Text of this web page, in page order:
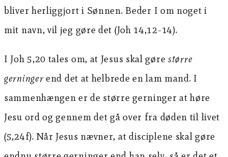
bliver herliggjort i Sønnen. Beder I om noget i
mit navn, vil jeg gøre det (Joh 14,12-14).
I Joh 5,20 tales om, at Jesus skal gøre større
gerningerend det at helbrede en lam mand. I
sammenhængen er de større gerninger at høre
Jesu ord og gennem det gå over fra døden til livet
(5,24f). Når Jesus nævner, at disciplene skal gøre